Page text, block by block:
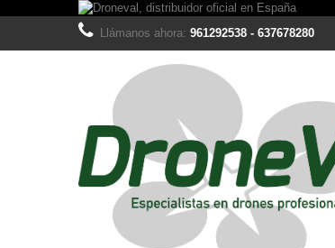
Llámanos ahora: 961292538 - 637678280